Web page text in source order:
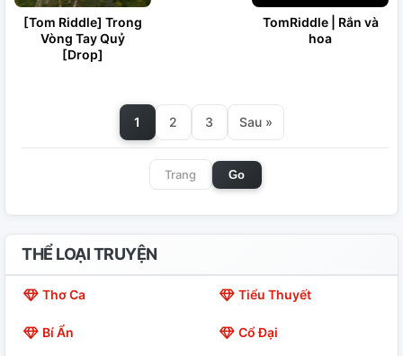
[Tom Riddle] Trong
Vòng Tay Quỷ
[Drop]
TomRiddle | Rắn và
hoa
1 2 3 Sau »
Go
THỂ LOẠI TRUYỆN
Thơ Ca Tiểu Thuyết
Bí Ẩn Cổ Đại